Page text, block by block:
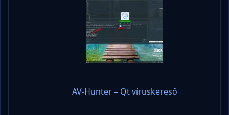
AV-Hunter – Qt víruskereső